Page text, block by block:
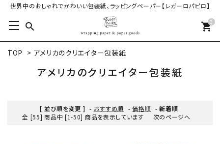
世界中のおしゃれでかわいい包装紙、ラッピングペーパー【レガーロパピロ】
search 0
shopping_cart
TOP > アメリカのクリエイター包装紙
アメリカのクリエイター包装紙
[ 並び順を変更 ] - おすすめ順 -価格順 -新着順
全 [55] 商品中 [1-50] 商品を表示しています
次のページへ